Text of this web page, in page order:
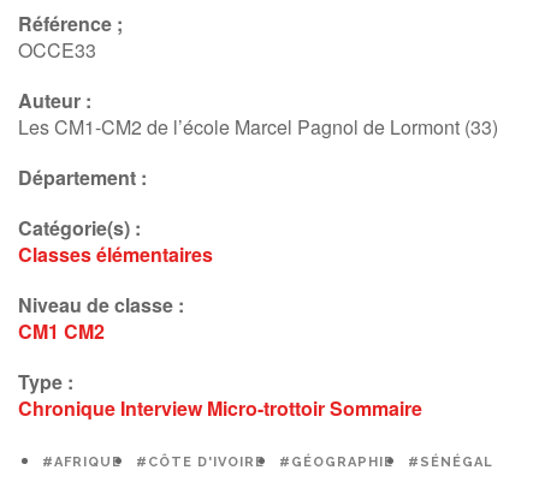
Référence ;
OCCE33
Auteur :
Les CM1-CM2 de l’école Marcel Pagnol de Lormont (33)
Département :
Catégorie(s) :
Classes élémentaires
Niveau de classe :
CM1 CM2
Type :
Chronique Interview Micro-trottoirSommaire
#AFRIQUE #CÔTE D'IVOIRE #GÉOGRAPHIE #SÉNÉGAL